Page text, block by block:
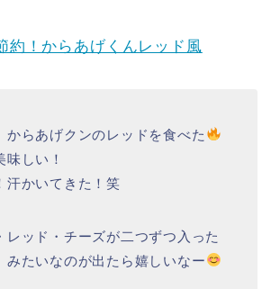
！からあげくんレッド風
からあげクンのレッドを食べた
しい！
かいてきた！笑
レッド・チーズが二つずつ入った
みたいなのが出たら嬉しいなー